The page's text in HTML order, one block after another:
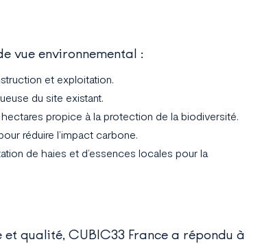
vue environnemental :
et exploitation.
du site existant.
hectares propice à la protection de la biodiversité.
réduire l’impact carbone.
de haies et d’essences locales pour la
et qualité, CUBIC33 France a répondu à